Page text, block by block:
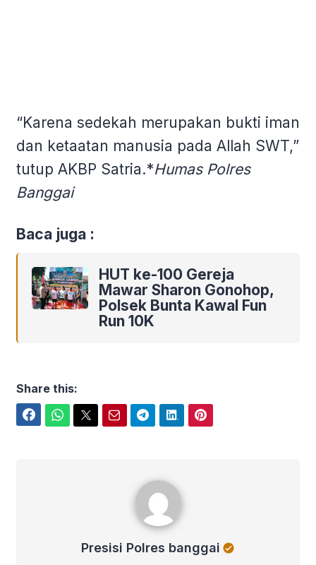
“Karena sedekah merupakan bukti iman
dan ketaatan manusia pada Allah SWT,”
tutup AKBP Satria.*Humas Polres
Banggai
Baca juga :
HUT ke-100 Gereja
Mawar Sharon Gonohop,
Polsek Bunta Kawal Fun
Run 10K
Share this:
Presisi Polres banggai